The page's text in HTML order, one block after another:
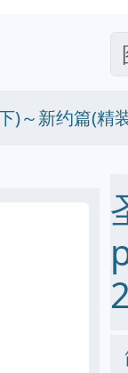
)～新约篇(精